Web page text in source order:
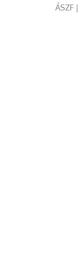
ÁSZF|